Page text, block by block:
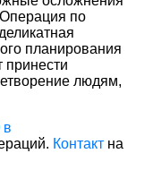
по
планирования
принести
людям,
Контакт на